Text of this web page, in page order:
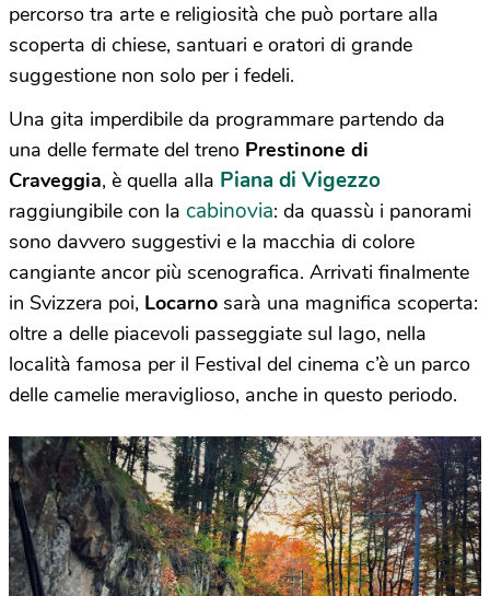
percorso tra arte e religiosità che può portare alla
scoperta di chiese, santuari e oratori di grande
suggestione non solo per i fedeli.
Una gita imperdibile da programmare partendo da
una delle fermate del treno Prestinone di
Craveggia, è quella alla Piana di Vigezzo
raggiungibile con la cabinovia: da quassù i panorami
sono davvero suggestivi e la macchia di colore
cangiante ancor più scenografica. Arrivati finalmente
in Svizzera poi, Locarno sarà una magnifica scoperta:
oltre a delle piacevoli passeggiate sul lago, nella
località famosa per il Festival del cinema c’è un parco
delle camelie meraviglioso, anche in questo periodo.